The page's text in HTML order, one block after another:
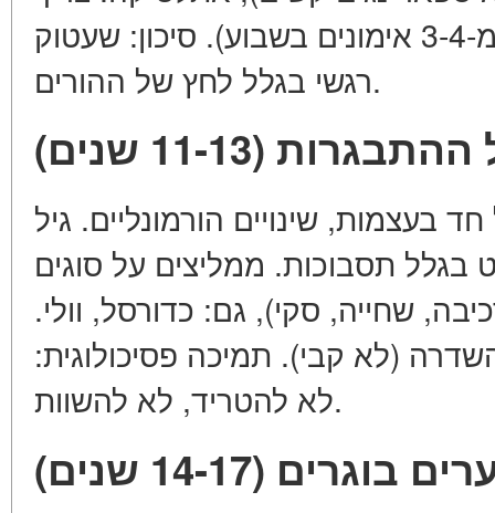
להתייחס: למכשול (לא יותר מ-3-4 אימונים בשבוע). סיכון: שעטוק
רגשי בגלל לחץ של ההורים.
(11-13 שנים)
בעצמות, שינויים הורמונליים. גיל
בגלל תסבוכות. ממליצים על סוגים
שחייה, סקי), גם: כדורסל, וולי.
(לא קבי). תמיכה פסיכולוגית:
לא להטריד, לא להשוות.
בוגרים (14-17 שנים)